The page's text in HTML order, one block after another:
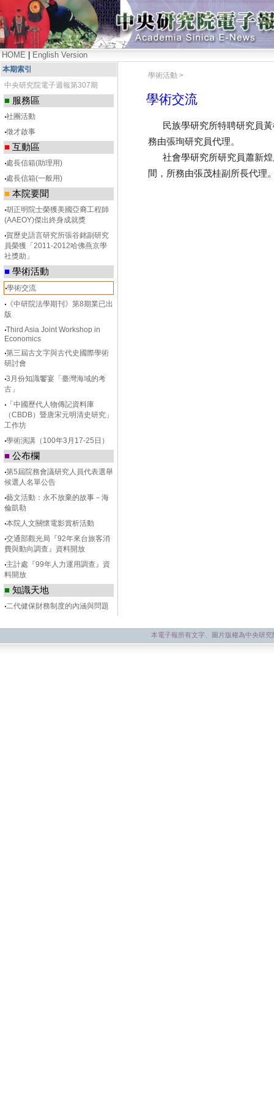
HOME English Version
本期索引
中央研究院電子週報第307期
■ 服務區
‧社團活動
‧徵才啟事
■ 互動區
‧處長信箱(助理用)
‧處長信箱(一般用)
■ 本院要聞
‧胡正明院士榮獲美國亞裔工程師
(AAEOY)傑出終身成就獎
‧賀歷史語言研究所張谷銘副研究
員榮獲「2011-2012哈佛燕京學
社獎助」
■ 學術活動
‧學術交流
‧ 《中研院法學期刊》第8期業已出
版
‧Third Asia Joint Workshop in
Economics
‧第三屆古文字與古代史國際學術
研討會
‧3月份知識饗宴「臺灣海域的考
古」
‧ 「中國歷代人物傳記資料庫
（CBDB）暨唐宋元明清史研究」
工作坊
‧學術演講（100年3月17-25日）
■ 公布欄
‧第5屆院務會議研究人員代表選舉
候選人名單公告
‧藝文活動：永不放棄的故事－海
倫凱勒
‧本院人文關懷電影賞析活動
‧交通部觀光局『92年來台旅客消
費與動向調查』資料開放
‧主計處『99年人力運用調查』資
料開放
■ 知識天地
‧二代健保財務制度的內涵與問題
學術活動 >
學術交流
民族學研究所特聘研究員黃
務由張珣研究員代理。
社會學研究所研究員蕭新煌
間，所務由張茂桂副所長代理
本電子報所有文字、圖片版權為中央研